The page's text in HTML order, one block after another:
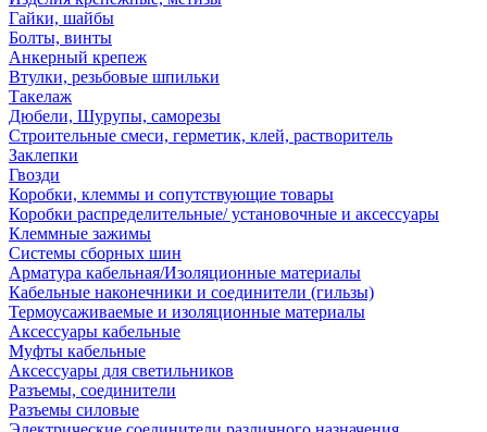
Гайки, шайбы
Болты, винты
Анкерный крепеж
Втулки, резьбовые шпильки
Такелаж
Дюбели, Шурупы, саморезы
Строительные смеси, герметик, клей, растворитель
Заклепки
Гвозди
Коробки, клеммы и сопутствующие товары
Коробки распределительные/ установочные и аксессуары
Клеммные зажимы
Системы сборных шин
Арматура кабельная/Изоляционные материалы
Кабельные наконечники и соединители (гильзы)
Термоусаживаемые и изоляционные материалы
Аксессуары кабельные
Муфты кабельные
Аксессуары для светильников
Разъемы, соединители
Разъемы силовые